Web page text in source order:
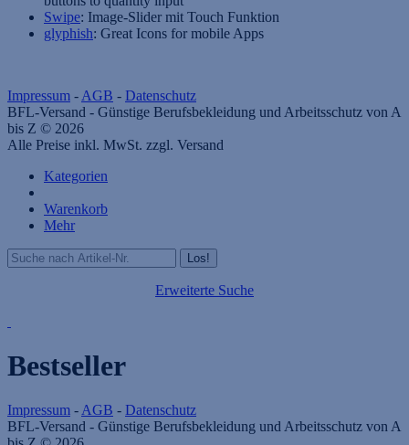
Swipe: Image-Slider mit Touch Funktion
glyphish: Great Icons for mobile Apps
Impressum - AGB - Datenschutz
BFL-Versand - Günstige Berufsbekleidung und Arbeitsschutz von A
bis Z © 2026
Alle Preise inkl. MwSt. zzgl. Versand
Kategorien
Warenkorb
Mehr
Erweiterte Suche
Bestseller
Impressum - AGB - Datenschutz
BFL-Versand - Günstige Berufsbekleidung und Arbeitsschutz von A